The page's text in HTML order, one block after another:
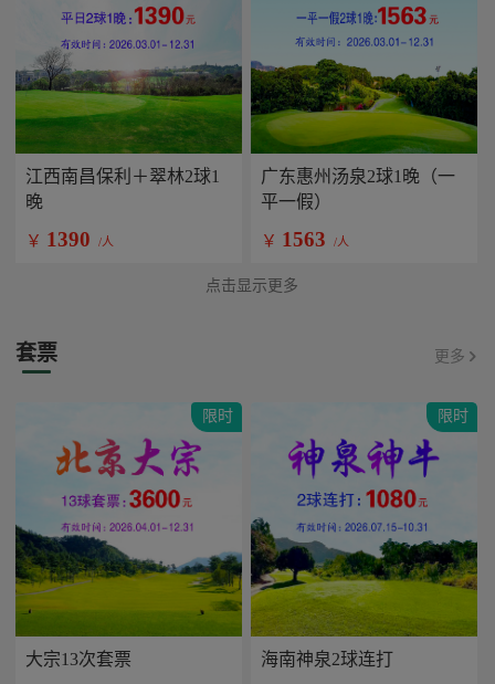
江西南昌保利＋翠林2球1
晚
￥ 1390 /人
广东惠州汤泉2球1晚（一
平一假）
￥ 1563 /人
点击显示更多
套票 更多
限时
大宗13次套票
限时
海南神泉2球连打